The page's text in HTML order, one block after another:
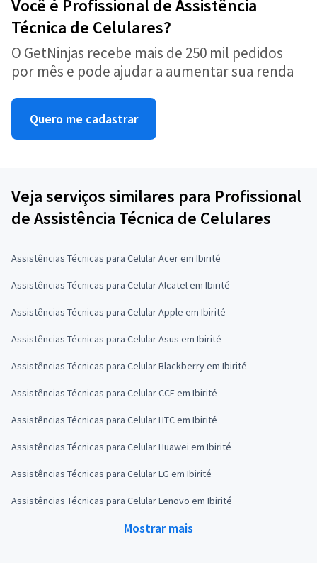
Você é Profissional de Assistência
Técnica de Celulares?
O GetNinjas recebe mais de 250 mil pedidos
por mês e pode ajudar a aumentar sua renda
Quero me cadastrar
Veja serviços similares para Profissional
de Assistência Técnica de Celulares
Assistências Técnicas para Celular Acer em Ibirité
Assistências Técnicas para Celular Alcatel em Ibirité
Assistências Técnicas para Celular Apple em Ibirité
Assistências Técnicas para Celular Asus em Ibirité
Assistências Técnicas para Celular Blackberry em Ibirité
Assistências Técnicas para Celular CCE em Ibirité
Assistências Técnicas para Celular HTC em Ibirité
Assistências Técnicas para Celular Huawei em Ibirité
Assistências Técnicas para Celular LG em Ibirité
Assistências Técnicas para Celular Lenovo em Ibirité
Mostrar mais